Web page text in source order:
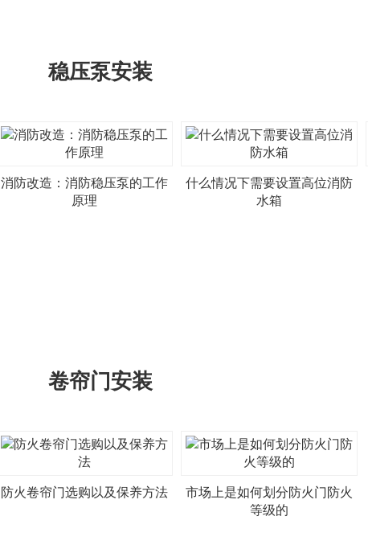
稳压泵安装
消防改造：消防稳压泵的工作
原理
什么情况下需要设置高位消防
水箱
卷帘门安装
防火卷帘门选购以及保养方法
市场上是如何划分防火门防火
等级的